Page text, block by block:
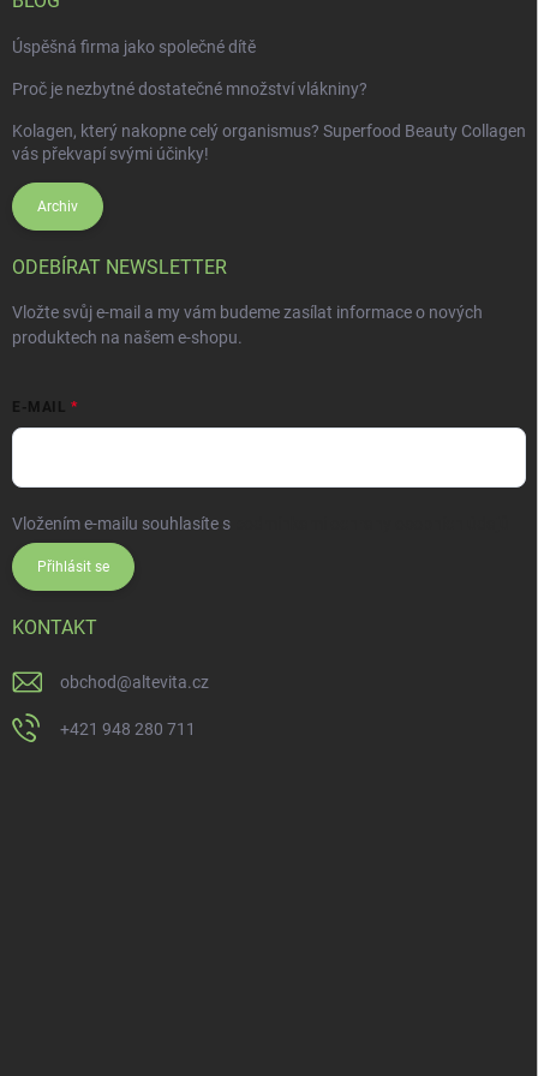
Úspěšná firma jako společné dítě
Proč je nezbytné dostatečné množství vlákniny?
Kolagen, který nakopne celý organismus? Superfood Beauty Collagen
vás překvapí svými účinky!
Archiv
ODEBÍRAT NEWSLETTER
Vložte svůj e-mail a my vám budeme zasílat informace o nových
produktech na našem e-shopu.
E-MAIL
Vložením e-mailu souhlasíte s
Přihlásit se
KONTAKT
obchod@altevita.cz
+421 948 280 711